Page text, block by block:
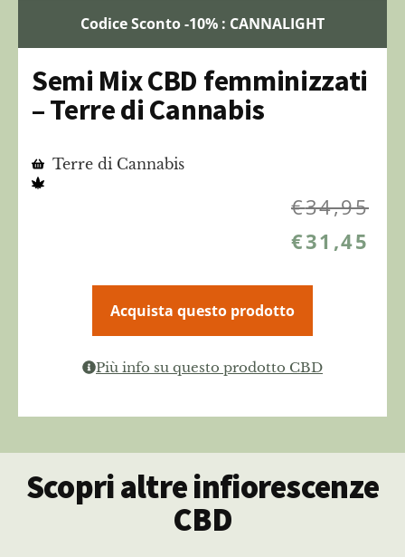
Codice Sconto -10% : CANNALIGHT
Semi Mix CBD femminizzati
– Terre di Cannabis
Terre di Cannabis
€34,95
€31,45
Acquista questo prodotto
Più info su questo prodotto CBD
Scopri altre infiorescenze
CBD